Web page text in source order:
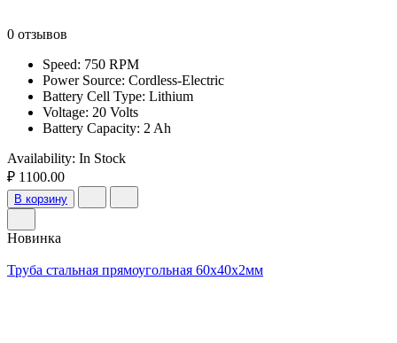
0 отзывов
Speed: 750 RPM
Power Source: Cordless-Electric
Battery Cell Type: Lithium
Voltage: 20 Volts
Battery Capacity: 2 Ah
Availability: In Stock
₽ 1100.00
В корзину
Новинка
Труба стальная прямоугольная 60х40х2мм